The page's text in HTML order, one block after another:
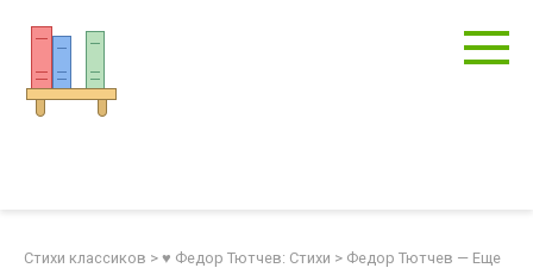
контенту
Стихи классиков > ♥ Федор Тютчев: Стихи > Федор Тютчев — Еще